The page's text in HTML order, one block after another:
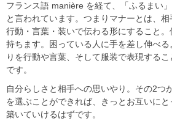
フランス語 manière を経て、「ふるまい
と言われています。つまりマナーとは、相
行動・言葉・装いで伝わる形にすること
持ちます。困っている人に手を差し伸べ
りを行動や言葉、そして服装で表現する
です。
自分らしさと相手への思いやり。その2つ
を選ぶことができれば、きっとお互いに
築いていけるはずです。